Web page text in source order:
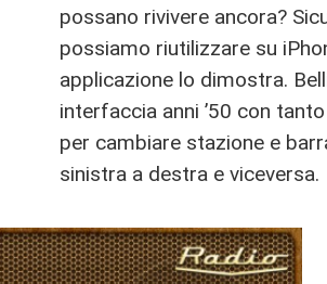
possano rivivere ancora?
possiamo riutilizzare su
applicazione lo dimostra.
interfaccia anni ’50 con
per cambiare stazione e
sinistra a destra e viceversa.